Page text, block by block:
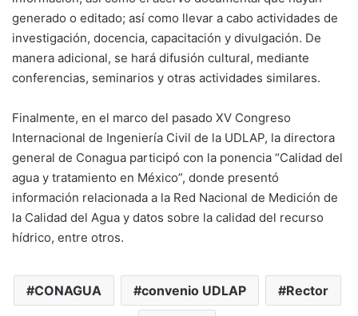
generado o editado; así como llevar a cabo actividades de
investigación, docencia, capacitación y divulgación. De
manera adicional, se hará difusión cultural, mediante
conferencias, seminarios y otras actividades similares.
Finalmente, en el marco del pasado XV Congreso
Internacional de Ingeniería Civil de la UDLAP, la directora
general de Conagua participó con la ponencia “Calidad del
agua y tratamiento en México”, donde presentó
información relacionada a la Red Nacional de Medición de
la Calidad del Agua y datos sobre la calidad del recurso
hídrico, entre otros.
CONAGUA convenio UDLAP Rector